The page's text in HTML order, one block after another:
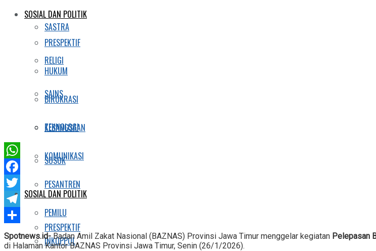
SOSIAL DAN POLITIK
PRESPEKTIF
HUKUM
BIROKRASI
KEBANGSAAN
KOMUNIKASI
PESANTREN
PEMILU
INKOPPOL
SASTRA
RELIGI
SAINS
TEKNOLOGI
SOSOK
SOSIAL DAN POLITIK
PRESPEKTIF
WhatsApp
Facebook
Twitter
Telegram
Share
Spotnews.id-Badan Amil Zakat Nasional (BAZNAS) Provinsi Jawa Timur menggelar kegiatan Pelepasan
di Halaman Kantor BAZNAS Provinsi Jawa Timur, Senin (26/1/2026).